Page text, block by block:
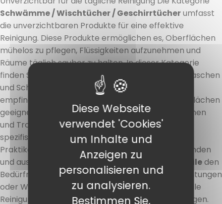
Schwämme / Wischtücher / Geschirrtücherumfasst
die unverzichtbaren Produkte für eine effektive
Reinigung. Diese Produkte ermöglichen es, Oberflächen
mühelos zu pflegen, Flüssigkeiten aufzunehmen und
Räume täglich sauber zu halten. In dieser Kategorie
finden Sie verschiedene
Schwammarten
zum Waschen
und Scheuern,
Wischtücher
, die für die Reinigung
empfindlicher oder intensiv beanspruchter Oberflächen
geeignet sind, sowieGeschirrtücherzum Abwischen
und Trocknen. Jede Lösung entspricht einem
spezifischen Einsatzzweck, um Effizienz und
Praktikabilität zu gewährleisten. Einfach zu verwenden
und auszutauschen, passen sich diese
Zubehörteileden
Bedürfnissen von Profiküchen, Geschäften, Einrichtungen
oder Werkstätten an. Sie ermöglichen eine schnelle
Reinigung, insbesondere in Lebensmittelumgebungen.
Diese Webseite
verwendet 'Cookies'
um Inhalte und
Anzeigen zu
personalisieren und
zu analysieren.
Bestimmen Sie,